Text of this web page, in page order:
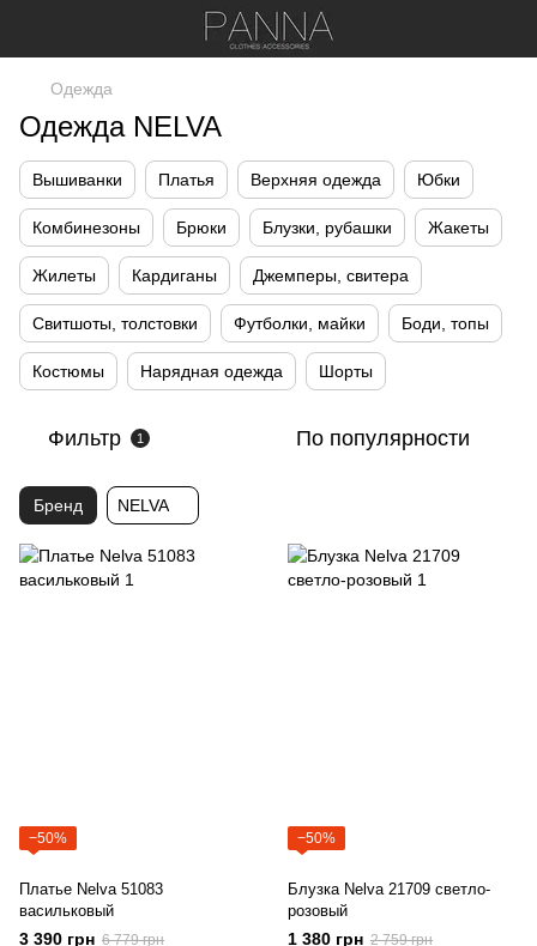
Одежда
Одежда NELVA
Вышиванки Платья Верхняя одежда Юбки
Комбинезоны Брюки Блузки, рубашки Жакеты
Жилеты Кардиганы Джемперы, свитера
Свитшоты, толстовки Футболки, майки Боди, топы
Костюмы Нарядная одежда Шорты
Фильтр 1 По популярности
Бренд NELVA
−50%
Платье Nelva 51083
васильковый
3 390 грн 6 779 грн
−50%
Блузка Nelva 21709 светло-
розовый
1 380 грн 2 759 грн